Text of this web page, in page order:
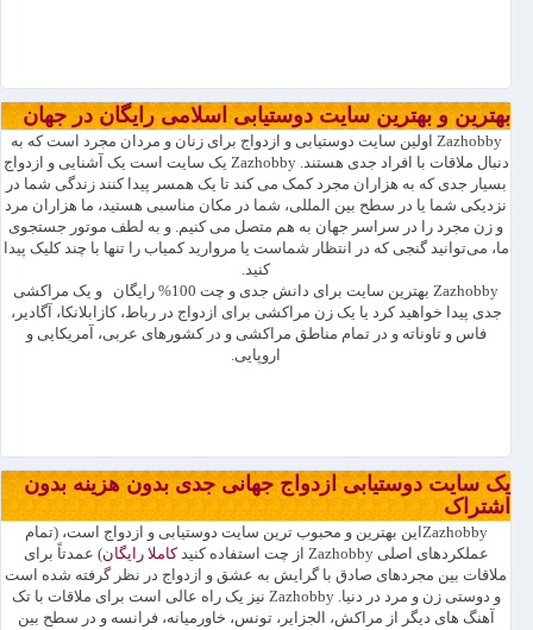
بهترین و بهترین سایت دوستیابی اسلامی رایگان در جهان
Zazhobby اولین سایت دوستیابی و ازدواج برای زنان و مردان مجرد است که به
دنبال ملاقات با افراد جدی هستند. Zazhobby یک سایت است یک آشنایی و ازدواج
بسیار جدی که به هزاران مجرد کمک می کند تا یک همسر پیدا کنند زندگی شما در
نزدیکی شما یا در سطح بین المللی، شما در مکان مناسبی هستید، ما هزاران مرد
و زن مجرد را در سراسر جهان به هم متصل می کنیم. و به لطف موتور جستجوی
ما، می‌توانید گنجی که در انتظار شماست یا مروارید کمیاب را تنها با چند کلیک پیدا
کنید.
Zazhobby بهترین سایت برای دانش جدی و چت 100% رایگان و یک مراکشی
جدی پیدا خواهید کرد یا یک زن مراکشی برای ازدواج در رباط، کازابلانکا، آگادیر،
فاس و تاوناته و در تمام مناطق مراکشی و در کشورهای عربی، آمریکایی و
اروپایی.
یک سایت دوستیابی ازدواج جهانی جدی بدون هزینه بدون
اشتراک
Zazhobbyاین بهترین و محبوب ترین سایت دوستیابی و ازدواج است، (تمام
عملکردهای اصلی Zazhobby از چت استفاده کنید
کاملا رایگان) عمدتاً برای
ملاقات بین مجردهای صادق با گرایش به عشق و ازدواج در نظر گرفته شده است
و دوستی زن و مرد در دنیا. Zazhobby نیز یک راه عالی است برای ملاقات با تک
آهنگ های دیگر از مراکش، الجزایر، تونس، خاورمیانه، فرانسه و در سطح بین